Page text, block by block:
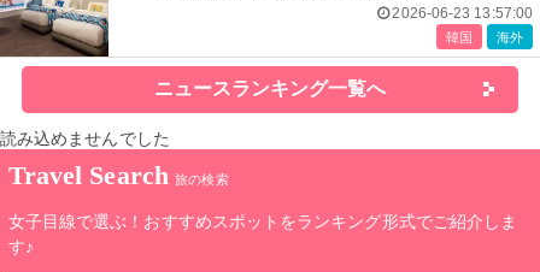
2026-06-23 13:57:00
韓国 海外
ニュースランキング一覧へ
読み込めませんでした
Travel Search 旅の検索
女子目線で選ぶ！おすすめスポットをランキング形式でご紹介しま
す♪